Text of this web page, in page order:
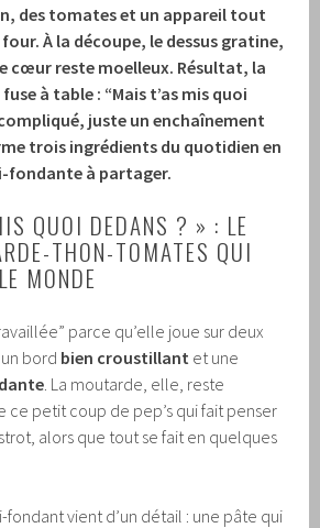
des tomates et un appareil tout
À la découpe, le dessus gratine,
cœur reste moelleux. Résultat, la
à table : “Mais t’as mis quoi
compliqué, juste un enchaînement
trois ingrédients du quotidien en
à partager.
QUOI DEDANS ? » : LE
THON-TOMATES QUI
MONDE
parce qu’elle joue sur deux
bord bien croustillant et une
. La moutarde, elle, reste
ce petit coup de pep’s qui fait penser
alors que tout se fait en quelques
vient d’un détail : une pâte qui